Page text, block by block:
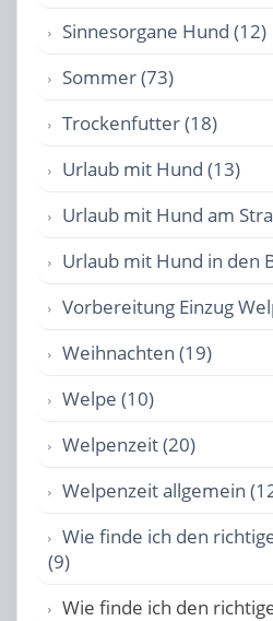
Sinnesorgane Hund (12)
Sommer (73)
Trockenfutter (18)
Urlaub mit Hund (13)
Urlaub mit Hund am
Urlaub mit Hund in den
Vorbereitung Einzug
Weihnachten (19)
Welpe (10)
Welpenzeit (20)
Welpenzeit allgemein
Wie finde ich den
(9)
Wie finde ich den